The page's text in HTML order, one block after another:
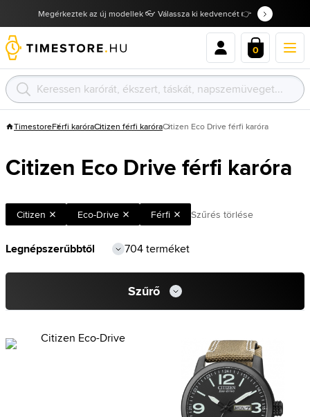
Megérkeztek az új modellek 👓 Válassza ki kedvencét 👉
0
TimestoreFérfi karóraCitizen férfi karóraCitizen Eco Drive férfi karóra
Citizen Eco Drive férfi karóra
Citizen Eco-Drive Férfi Szűrés törlése
704 terméket
Szűrő